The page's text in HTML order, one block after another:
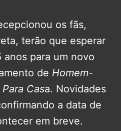
os fãs,
terão que esperar
para um novo
de Homem-
Casa. Novidades
a data de
em breve.